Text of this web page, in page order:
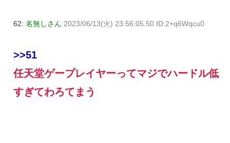
62: 名無しさん 2023/06/13(火) 23:56:05.50 ID:2+q6Wqcu0
>>51
任天堂ゲープレイヤーってマジでハードル低
すぎてわろてまう